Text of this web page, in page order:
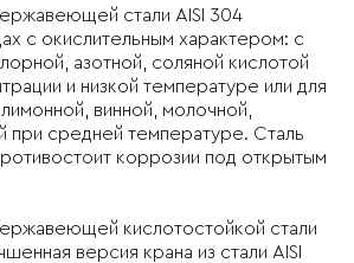
стали AISI 304
с окислительным характером: с
азотной, соляной кислотой
и низкой температуре или для
винной, молочной,
при средней температуре. Сталь
коррозии под открытым
кислотостойкой стали
версия крана из стали AISI